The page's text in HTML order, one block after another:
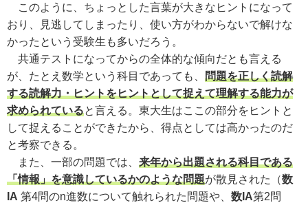
このように、ちょっとした言葉が大きなヒントになって
おり、見逃してしまったり、使い方がわからないで解けな
かったという受験生も多いだろう。
共通テストになってからの全体的な傾向だとも言える
が、たとえ数学という科目であっても、 問題を正しく読解
する読解力・ヒントをヒントとして捉えて理解する能力が
求められていると言える。東大生はここの部分をヒントと
して捉えることができたから、得点としては高かったのだ
と考察できる。
また、一部の問題では、 来年から出題される科目である
「情報」を意識しているかのような問題が散見された（数
IA 第4問のn進数について触れられた問題や、 数IA第2問